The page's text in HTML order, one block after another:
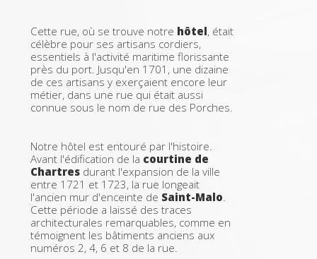
Cette rue, où se trouve notre hôtel, était
célèbre pour ses artisans cordiers,
essentiels à l'activité maritime florissante
près du port. Jusqu'en 1701, une dizaine
de ces artisans y exerçaient encore leur
métier, dans une rue qui était aussi
connue sous le nom de rue des Porches.
Notre hôtel est entouré par l'histoire.
Avant l'édification de la courtine de
Chartresdurant l'expansion de la ville
entre 1721 et 1723, la rue longeait
l'ancien mur d'enceinte de Saint-Malo.
Cette période a laissé des traces
architecturales remarquables, comme en
témoignent les bâtiments anciens aux
numéros 2, 4, 6 et 8 de la rue.